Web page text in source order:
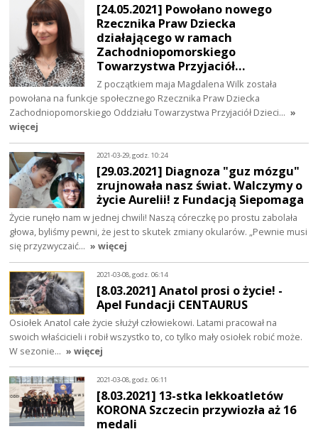
[24.05.2021] Powołano nowego
Rzecznika Praw Dziecka
działającego w ramach
Zachodniopomorskiego
Towarzystwa Przyjaciół…
Z początkiem maja Magdalena Wilk została
powołana na funkcje społecznego Rzecznika Praw Dziecka
Zachodniopomorskiego Oddziału Towarzystwa Przyjaciół Dzieci… »
więcej
2021-03-29, godz. 10:24
[29.03.2021] Diagnoza "guz mózgu"
zrujnowała nasz świat. Walczymy o
życie Aurelii! z Fundacją Siepomaga
Życie runęło nam w jednej chwili! Naszą córeczkę po prostu zabolała
głowa, byliśmy pewni, że jest to skutek zmiany okularów. „Pewnie musi
się przyzwyczaić… » więcej
2021-03-08, godz. 06:14
[8.03.2021] Anatol prosi o życie! -
Apel Fundacji CENTAURUS
Osiołek Anatol całe życie służył człowiekowi. Latami pracował na
swoich właścicieli i robił wszystko to, co tylko mały osiołek robić może.
W sezonie… » więcej
2021-03-08, godz. 06:11
[8.03.2021] 13-stka lekkoatletów
KORONA Szczecin przywiozła aż 16
medali